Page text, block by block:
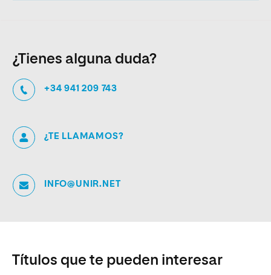
¿Tienes alguna duda?
+34 941 209 743
¿TE LLAMAMOS?
INFO@UNIR.NET
Títulos que te pueden interesar